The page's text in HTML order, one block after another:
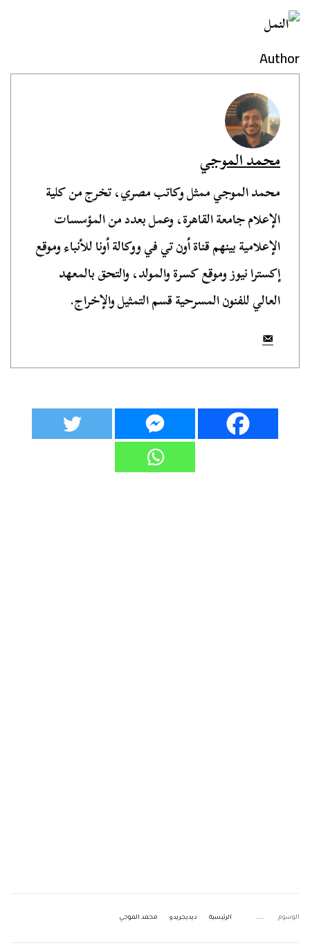
Author
محمد الموجي
محمد الموجي ممثل وكاتب مصري، تخرج من كلية
الإعلام جامعة القاهرة، وعمل بعدد من المؤسسات
الإعلامية بينهم قناة أون تي في ووكالة أونا للأنباء وموقع
إكسترا نيوز وموقع كسرة والمولد، والتحق بالمعهد
العالي للفنون المسرحية قسم التمثيل والإخراج.
الوسوم الرئيسية ديديجريدو محمد الموجي